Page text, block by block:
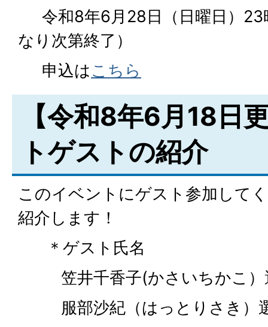
令和8年6月28日（日曜日）23
なり次第終了）
申込はこちら
【令和8年6月18日
トゲストの紹介
このイベントにゲスト参加して
紹介します！
＊ゲスト氏名
笠井千香子(かさいちかこ）
服部沙紀（はっとりさき）